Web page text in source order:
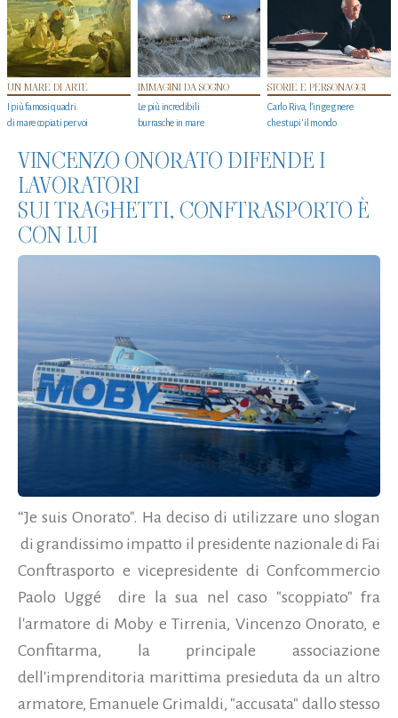
UN MARE DI ARTE
I più famosi quadri
di mare copiati per voi
IMMAGINI DA SOGNO
Le più incredibili
burrasche in mare
STORIE E PERSONAGGI
Carlo Riva, l’ingegnere
che stupi' il mondo
VINCENZO ONORATO DIFENDE I
LAVORATORI
SUI TRAGHETTI, CONFTRASPORTO È
CON LUI
“Je suis Onorato". Ha deciso di utilizzare uno slogan
di grandissimo impatto il presidente nazionale di Fai
Conftrasporto e vicepresidente di Confcommercio
Paolo Uggé dire la sua nel caso "scoppiato" fra
l'armatore di Moby e Tirrenia, Vincenzo Onorato, e
Confitarma, la principale associazione
dell'imprenditoria marittima presieduta da un altro
armatore, Emanuele Grimaldi, "accusata" dallo stesso